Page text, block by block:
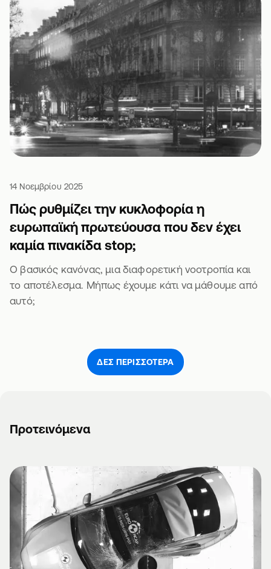
14 Νοεμβρίου 2025
Πώς ρυθμίζει την κυκλοφορία η
ευρωπαϊκή πρωτεύουσα που δεν έχει
καμία πινακίδα stop;
Ο βασικός κανόνας, μια διαφορετική νοοτροπία και
το αποτέλεσμα. Μήπως έχουμε κάτι να μάθουμε από
αυτό;
ΔΕΣ ΠΕΡΙΣΣΌΤΕΡΑ
Προτεινόμενα